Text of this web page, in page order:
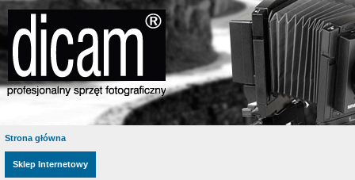
Strona główna
Sklep Internetowy